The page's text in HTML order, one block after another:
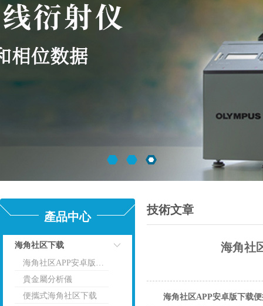
產品中心
海角社区下载
點擊海角社区APP安卓版下载RoHs分析儀
貴金屬分析儀
便攜式海角社区下载
技術文章
海角社
海角社区APP安卓版下载